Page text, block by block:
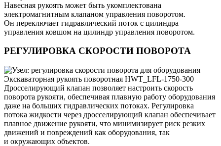
Навесная рукоять может быть укомплектована
электромагнитным клапаном управления поворотом.
Он переключает гидравлический поток с цилиндра
управления ковшом на цилиндр управления поворотом.
РЕГУЛИРОВКА СКОРОСТИ ПОВОРОТА
Дросселирующий клапан позволяет настроить скорость
поворота рукояти, обеспечивая плавную работу оборудования
даже на больших гидравлических потоках. Регулировка
потока жидкости через дросселирующий клапан обеспечивает
плавное движение рукояти, что минимизирует риск резких
движений и повреждений как оборудования, так
и окружающих объектов.